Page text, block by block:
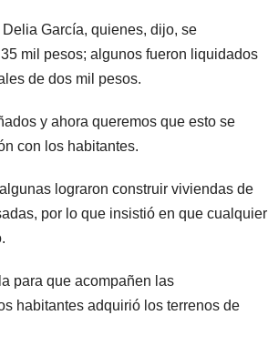
García, quienes, dijo, se
mil pesos; algunos fueron liquidados
de dos mil pesos.
y ahora queremos que esto se
con los habitantes.
lograron construir viviendas de
por lo que insistió en que cualquier
para que acompañen las
habitantes adquirió los terrenos de